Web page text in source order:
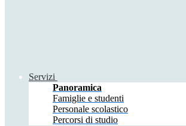
Servizi
Panoramica
Famiglie e studenti
Personale scolastico
Percorsi di studio